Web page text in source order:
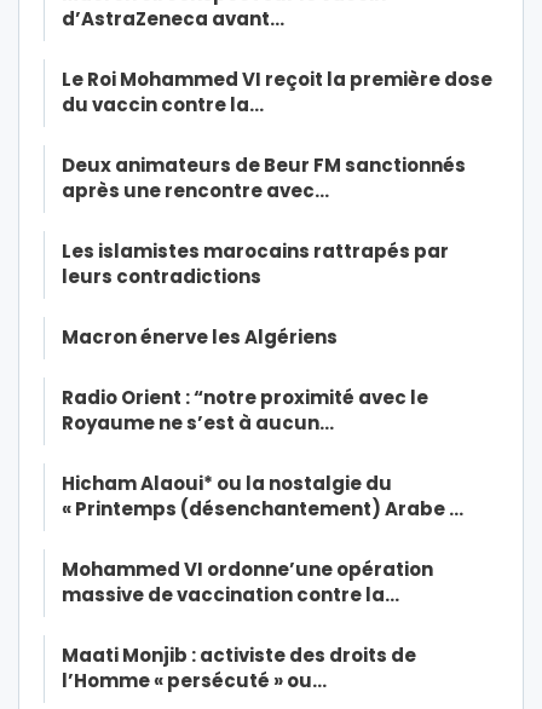
d’AstraZeneca avant…
Le Roi Mohammed VI reçoit la première dose
du vaccin contre la…
Deux animateurs de Beur FM sanctionnés
après une rencontre avec…
Les islamistes marocains rattrapés par
leurs contradictions
Macron énerve les Algériens
Radio Orient : “notre proximité avec le
Royaume ne s’est à aucun…
Hicham Alaoui* ou la nostalgie du
« Printemps (désenchantement) Arabe …
Mohammed VI ordonne’une opération
massive de vaccination contre la…
Maati Monjib : activiste des droits de
l’Homme « persécuté » ou…